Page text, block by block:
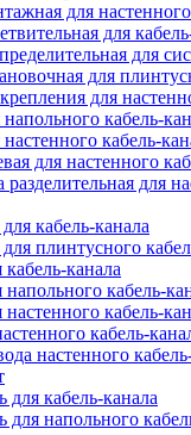
для
для
для
для
для
кабель-
кабель-
для настенного
разделительная для
кабель-канала
плинтусного
канала
кабель-
кабель-
кабель-
настенного
для кабель-канала
для напольного